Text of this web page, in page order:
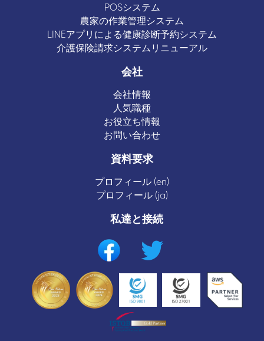
POSシステム
農家の作業管理システム
LINEアプリによる健康診断予約システム
介護保険請求システムリニューアル
会社
会社情報
人気職種
お役立ち情報
お問い合わせ
資料要求
プロフィール (en)
プロフィール (ja)
私達と接続